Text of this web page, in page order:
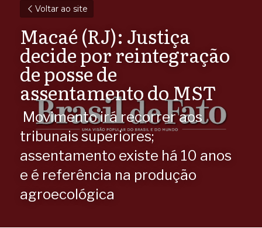
Voltar ao site
Macaé (RJ): Justiça
decide por reintegração
de posse de
assentamento do MST
tribunais superiores;
assentamento existe há 10 anos
e é referência na produção
agroecológica